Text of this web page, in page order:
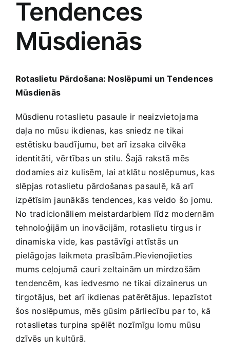
Medicīnas preces
Mobilie telefoni, planšetdatori
Preces birojam
Preces pieaugušajiem
Rotaļlietas, bērnu preces
Smaržas, kosmētika
Sports, tūrisms un atpūta
TV un Sadzīves tehnika
Zoo preces
Tendences
Mūsdienās
Rotaslietu Pārdošana: Noslēpumi un​ Tendences
Mūsdienās
Mūsdienu rotaslietu pasaule​ ir ⁢neaizvietojama‍
daļa​ no mūsu ikdienas, ⁤kas ​sniedz ne ⁤tikai
estētisku baudījumu, bet arī izsaka cilvēka
identitāti,‌ vērtības un stilu. Šajā rakstā mēs‌
dodamies aiz kulisēm, lai atklātu noslēpumus, kas
slēpjas rotaslietu pārdošanas pasaulē,⁤ kā ‍arī
izpētīsim ‌jaunākās tendences, kas ‍veido šo jomu.
No tradicionāliem​ meistardarbiem ‍līdz modernām
tehnoloģijām un inovācijām, ⁣rotaslietu tirgus ir‍
dinamiska vide, kas pastāvīgi attīstās un
pielāgojas laikmeta‍ prasībām.Pievienojieties
⁤mums ceļojumā cauri zeltainām un ‍mirdzošām⁢
tendencēm, kas iedvesmo ne tikai ⁤dizainerus un
tirgotājus, bet arī ikdienas patērētājus. Iepazīstot
šos ⁣noslēpumus, mēs gūsim pārliecību par to, kā
rotaslietas turpina ⁣spēlēt nozīmīgu lomu mūsu
dzīvēs un kultūrā.